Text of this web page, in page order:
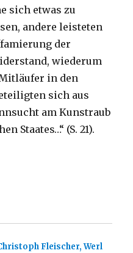
sich etwas zu
andere leisteten
der
wiederum
in den
sich aus
am Kunstraub
Staates…“ (S. 21).
Fleischer, Werl